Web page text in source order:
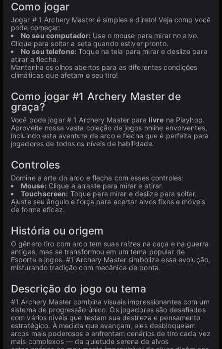
Como jogar
Jogar # 1 Archery Master é simples e direto! Veja como você
pode começar:
No seu computador: Use o mouse para mirar no alvo.
Clique para soltar a seta quando estiver pronto.
No seu telefone: Toque na tela para mirar e deslize para
atirar a flecha.
Mantenha os olhos abertos para as diferentes condições
climáticas que afetam o seu tiro!
Como jogar #1 Archery Master de
graça?
Você pode jogar # 1 Archery Master para livre na Playhop.
Aproveite nossa vasta coleção de jogos online envolventes,
incluindo esta aventura de arco e flecha que é perfeita para
jogadores de todos os níveis de habilidade.
Controles
Domine a arte do arco e flecha com esses controles:
Mouse: Clique e arraste para mirar e atirar.
Touchscreen: Toque para mirar e deslize para soltar.
Ajuste seu ângulo e força para acertar alvos fixos e móveis
de forma eficaz.
História ou origem
O gênero tiro com arco tem suas raízes na caça e na guerra
antigas, mas se transformou em um tema popular de
Esporte e jogos. #1 Archery Master simboliza essa evolução,
misturando tradição com mecânica de ponta.
Descrição do jogo ou tema
#1 Archery Master combina visuais impressionantes com um
sistema de progressão único. Os jogadores são desafiados
com vários níveis que testam sua destreza e pensamento
estratégico. À medida que avançam, eles desbloqueiam
arcos mais poderosos e enfrentam cenários de tiro cada vez
mais complexos — da quietude serena de alvos